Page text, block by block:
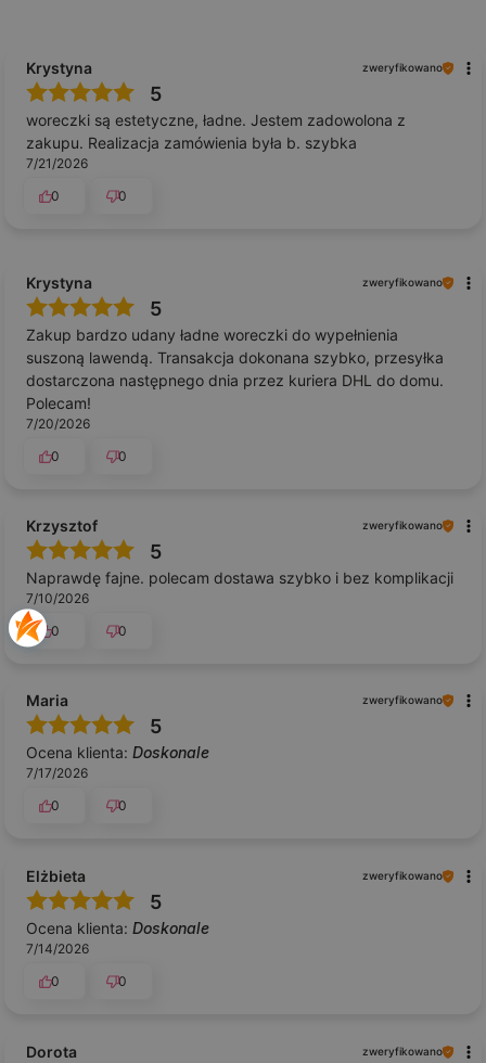
Krystyna zweryfikowano
5
woreczki są estetyczne, ładne. Jestem zadowolona z
zakupu. Realizacja zamówienia była b. szybka
7/21/2026
0
0
Krystyna zweryfikowano
5
Zakup bardzo udany ładne woreczki do wypełnienia
suszoną lawendą. Transakcja dokonana szybko, przesyłka
dostarczona następnego dnia przez kuriera DHL do domu.
Polecam!
7/20/2026
0
0
Krzysztof zweryfikowano
5
Naprawdę fajne. polecam dostawa szybko i bez komplikacji
7/10/2026
0
0
Maria zweryfikowano
5
Ocena klienta: Doskonale
7/17/2026
0
0
Elżbieta zweryfikowano
5
Ocena klienta: Doskonale
7/14/2026
0
0
Dorota zweryfikowano